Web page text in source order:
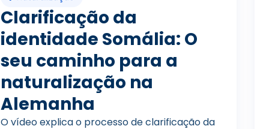
r
o
Clarificação da
identidade Somália: O
seu caminho para a
naturalização na
Alemanha
O vídeo explica o processo de clarificação da